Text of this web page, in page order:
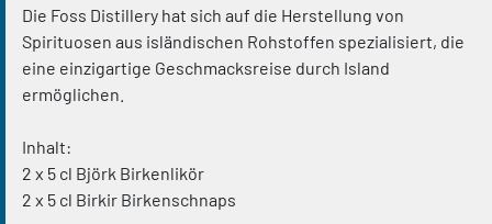
Die Foss Distillery hat sich auf die Herstellung von
Spirituosen aus isländischen Rohstoffen spezialisiert, die
eine einzigartige Geschmacksreise durch Island
ermöglichen.
Inhalt:
2 x 5 cl Björk Birkenlikör
2 x 5 cl Birkir Birkenschnaps